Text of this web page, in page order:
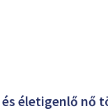
életigenlő nő